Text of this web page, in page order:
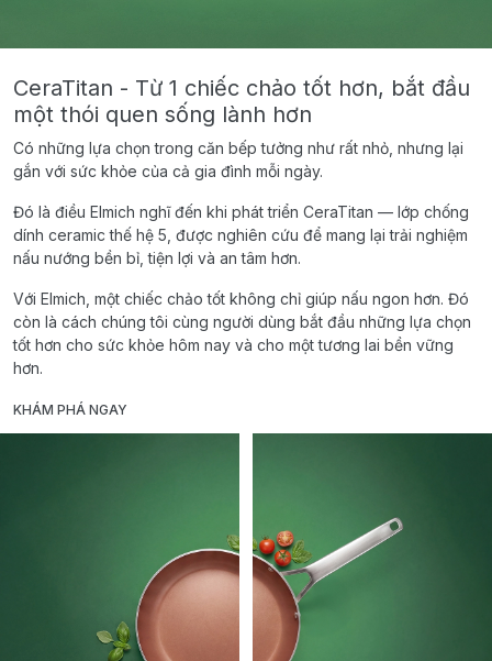
CeraTitan - Từ 1 chiếc chảo tốt hơn, bắt đầu
một thói quen sống lành hơn
Có những lựa chọn trong căn bếp tưởng như rất nhỏ, nhưng lại
gắn với sức khỏe của cả gia đình mỗi ngày.
Đó là điều Elmich nghĩ đến khi phát triển CeraTitan — lớp chống
dính ceramic thế hệ 5, được nghiên cứu để mang lại trải nghiệm
nấu nướng bền bỉ, tiện lợi và an tâm hơn.
Với Elmich, một chiếc chảo tốt không chỉ giúp nấu ngon hơn. Đó
còn là cách chúng tôi cùng người dùng bắt đầu những lựa chọn
tốt hơn cho sức khỏe hôm nay và cho một tương lai bền vững
hơn.
KHÁM PHÁ NGAY